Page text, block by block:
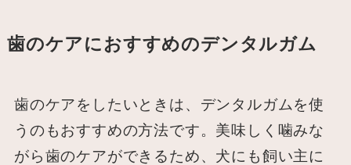
歯のケアにおすすめのデンタルガム
歯のケアをしたいときは、デンタルガムを使
うのもおすすめの方法です。美味しく噛みな
がら歯のケアができるため、犬にも飼い主に